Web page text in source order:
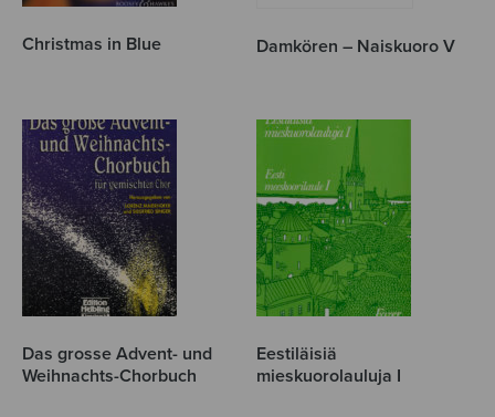
Christmas in Blue Damkören – Naiskuoro V
Das grosse Advent- und
Weihnachts-Chorbuch
Eestiläisiä
mieskuorolauluja I